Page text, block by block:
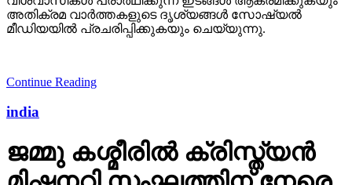
അതിക്രമ വാര്‍ത്തകളുടെ ദൃശ്യങ്ങള്‍ സോഷ്യല്‍
മീഡിയയില്‍ പ്രചരിപ്പിക്കുകയും ചെയ്യുന്നു.
Continue Reading
india
ജമ്മു കശ്മീരില്‍ ക്രിസ്ത്യന്‍